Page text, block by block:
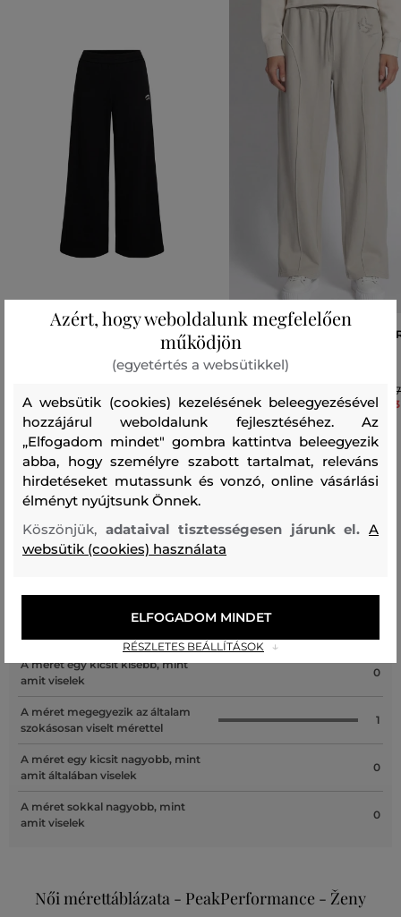
TRÉNINGNADRÁG KARL LAGERFELD
Elérhető méretek:
M, L, XL
TRÉNINGNADRÁG KARL
JEANS KLJ STUDDED LOGO
SWEATPANT
Elérhető méretek:
L
Recenziók
A méret sokkal kisebb, mint amit
A méret egy kicsit kisebb, mint
amit viselek
0
A méret megegyezik az általam
szokásosan viselt mérettel
1
A méret egy kicsit nagyobb, mint
amit általában viselek
0
A méret sokkal nagyobb, mint
amit viselek
0
Női mérettáblázata - PeakPerformance - Ženy
Azért, hogy weboldalunk megfelelően
működjön
(egyetértés a websütikkel)
A websütik (cookies) kezelésének beleegyezésével
hozzájárul weboldalunk fejlesztéséhez. Az
„Elfogadom mindet" gombra kattintva beleegyezik
abba, hogy személyre szabott tartalmat, releváns
hirdetéseket mutassunk és vonzó, online vásárlási
élményt nyújtsunk Önnek.
Köszönjük, adataival tisztességesen járunk el.A
websütik (cookies) használata
RÉSZLETES BEÁLLÍTÁSOK
ELFOGADOM MINDET